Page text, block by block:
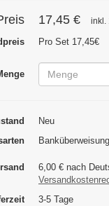
17,45 € inkl.
Pro Set 17,45€
Neu
6,00 € nach
3-5 Tage